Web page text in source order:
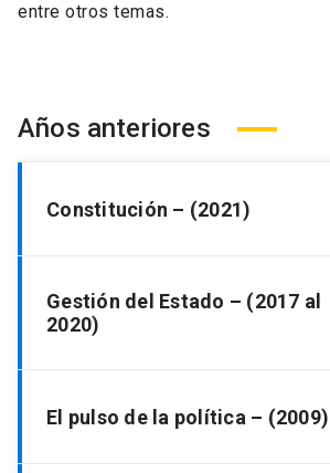
entre otros temas.
Años anteriores
Constitución – (2021)
Resultados 2021
Gestión del Estado – (2017 al
2020)
Resultados 2020
Resultados 2017
El pulso de la política – (2009)